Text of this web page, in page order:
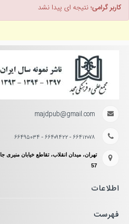
کاربر گرامی؛ نتیجه ای پیدا نشد
majdpub@gmail.com
۶۶۴۱۲۰۷۸ - ۶۶۴۰۹۴۲۲ - ۶۶۴۹۵۰۳۴
تهران، میدان انقلاب، تقاطع خیابان منیری
57
اطلاعات
فهرست